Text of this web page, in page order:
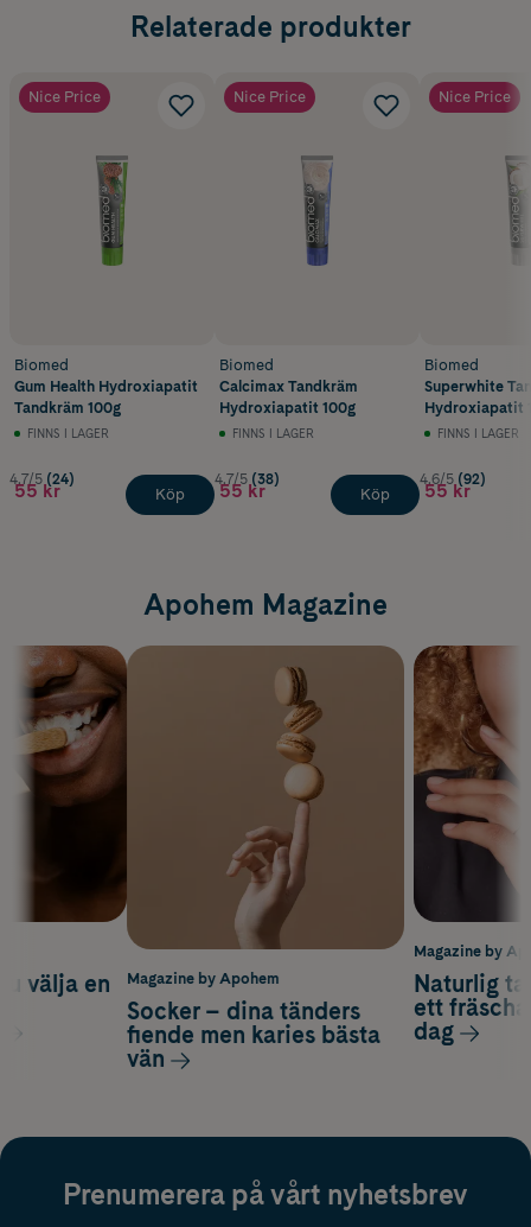
Relaterade produkter
Nice Price
Biomed
Gum Health Hydroxiapatit
Tandkräm 100g
FINNS I LAGER
4.7/5 (24)
55 kr Köp
Nice Price
Biomed
Calcimax Tandkräm
Hydroxiapatit 100g
FINNS I LAGER
4.7/5 (38)
55 kr Köp
Nice Price
Biomed
Superwhite
Hydroxiapatit
FINNS I LAGER
4.6/5 (92)
55 kr
Apohem Magazine
Magazine by
Naturlig
ett
dag
välja en
Magazine by Apohem
Socker – dina tänders
fiende men karies bästa
vän
Prenumerera på vårt nyhetsbrev